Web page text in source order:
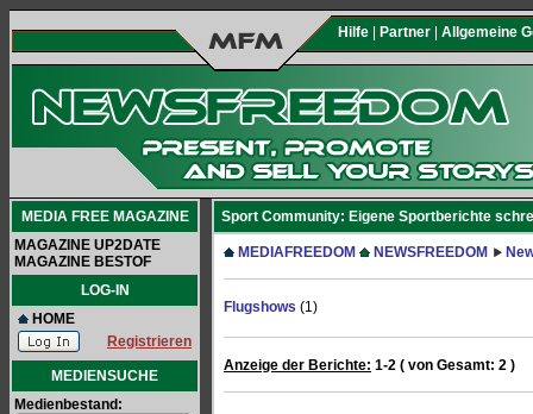
Hilfe Partner Allgemeine
MEDIA FREE MAGAZINE
MAGAZINE UP2DATE
MAGAZINE BESTOF
LOG-IN
HOME
Registrieren
MEDIENSUCHE
Medienbestand:
Sport Community: Eigene Sportberichte
MEDIAFREEDOM NEWSFREEDOM
Flugshows (1)
Anzeige der Berichte: 1-2 ( von Gesamt: 2 )